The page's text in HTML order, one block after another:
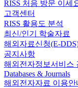
RISS 처음 방문 이세
고객센터
RISS 활용도 분석
최신/인기 학술자료
해외자료신청(E-
공지사항
해외전자정보서비스
Databases & Journals
해외전자자료 이용안